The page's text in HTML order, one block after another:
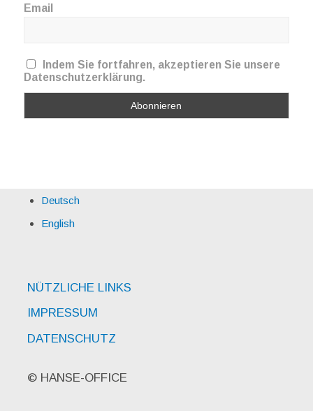
Email
Indem Sie fortfahren, akzeptieren Sie unsere
Datenschutzerklärung.
Deutsch
English
NÜTZLICHE LINKS
IMPRESSUM
DATENSCHUTZ
© HANSE-OFFICE